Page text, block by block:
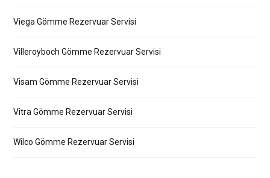
Viega Gömme Rezervuar Servisi
Villeroyboch Gömme Rezervuar Servisi
Visam Gömme Rezervuar Servisi
Vitra Gömme Rezervuar Servisi
Wilco Gömme Rezervuar Servisi